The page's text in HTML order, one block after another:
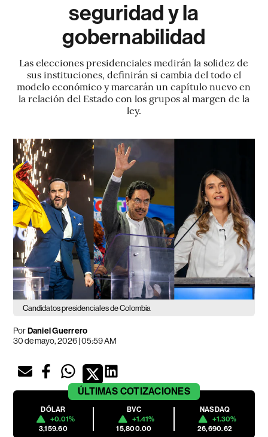
seguridad y la
gobernabilidad
Las elecciones presidenciales medirán la solidez de
sus instituciones, definirán si cambia del todo el
modelo económico y marcarán un capítulo nuevo en
la relación del Estado con los grupos al margen de la
ley.
Candidatos presidenciales de Colombia
PorDaniel Guerrero
30 de mayo, 2026 | 05:59 AM
ÚLTIMAS COTIZACIONES
DÓLAR
+0.01%
3,159.60
BVC
+1.41%
15,800.00
NASDAQ
+1.30%
26,690.62